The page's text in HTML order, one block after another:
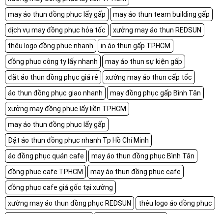
may áo thun đồng phục lấy gấp
may áo thun team building gấp
dịch vụ may đồng phục hỏa tốc
xưởng may áo thun REDSUN
thêu logo đồng phục nhanh
in áo thun gấp TPHCM
đồng phục công ty lấy nhanh
may áo thun sự kiện gấp
đặt áo thun đồng phục giá rẻ
xưởng may áo thun cấp tốc
áo thun đồng phục giao nhanh
may đồng phục gấp Bình Tân
xưởng may đồng phục lấy liền TPHCM
may áo thun đồng phục lấy gấp
Đặt áo thun đồng phục nhanh Tp Hồ Chí Minh
áo đồng phục quán cafe
may áo thun đồng phục Bình Tân
đồng phục cafe TPHCM
may áo thun đồng phục cafe
đồng phục cafe giá gốc tại xưởng
xưởng may áo thun đồng phục REDSUN
thêu logo áo đồng phục